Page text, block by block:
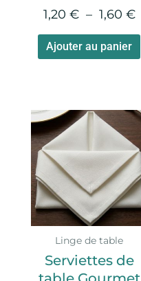
1,20 € – 1,60 €
Ajouter au panier
Linge de table
Serviettes de